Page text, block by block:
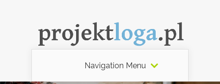
Navigation Menu